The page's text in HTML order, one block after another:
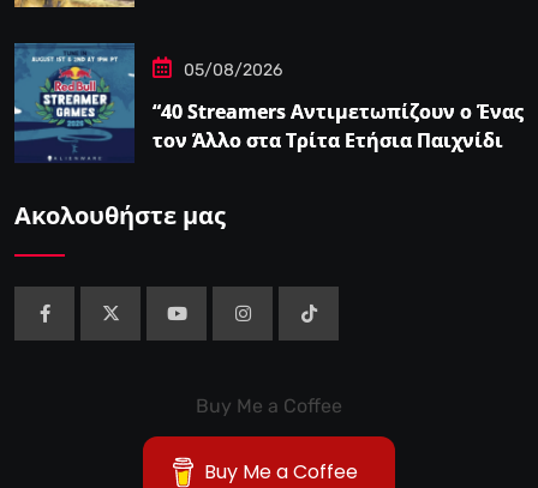
05/08/2026
“40 Streamers Αντιμετωπίζουν ο Ένας
τον Άλλο στα Τρίτα Ετήσια Παιχνίδια
Ακολουθήστε μας
Buy Me a Coffee
Buy Me a Coffee